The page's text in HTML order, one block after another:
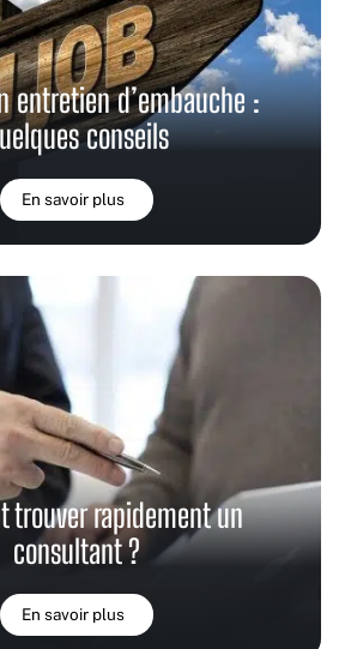
entretien d’embauche :
conseils
En savoir plus
trouver rapidement un
consultant ?
En savoir plus